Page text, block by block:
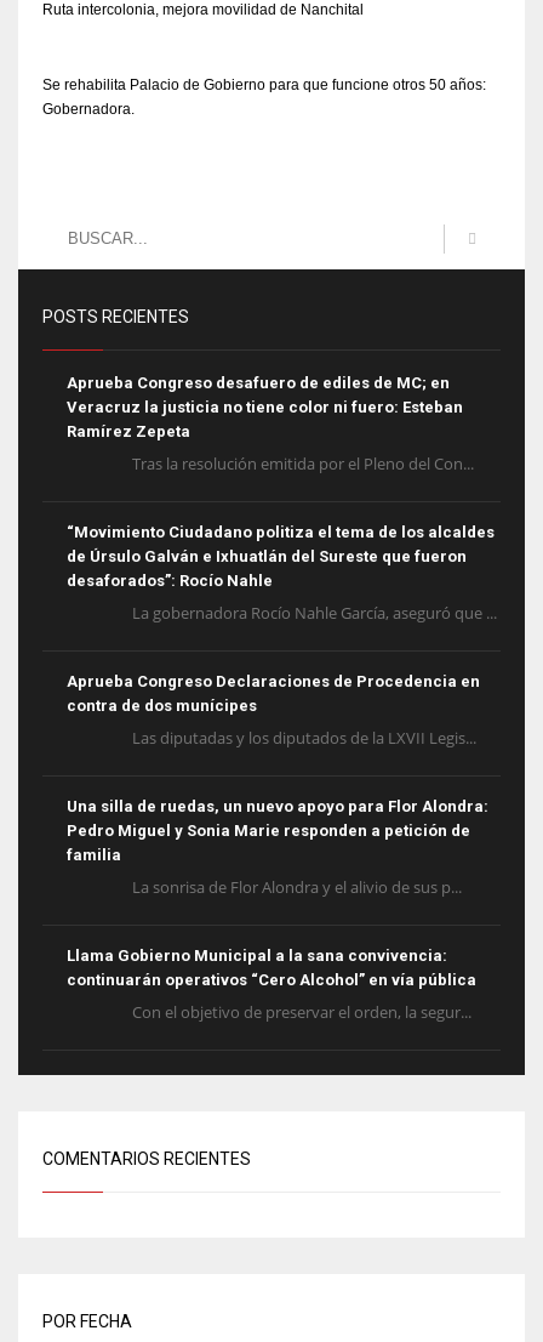
Ruta intercolonia, mejora movilidad de Nanchital
Se rehabilita Palacio de Gobierno para que funcione otros 50 años:
Gobernadora.
POSTS RECIENTES
Aprueba Congreso desafuero de ediles de MC; en
Veracruz la justicia no tiene color ni fuero: Esteban
Ramírez Zepeta
Tras la resolución emitida por el Pleno del Con...
“Movimiento Ciudadano politiza el tema de los alcaldes
de Úrsulo Galván e Ixhuatlán del Sureste que fueron
desaforados”: Rocío Nahle
La gobernadora Rocío Nahle García, aseguró que ...
Aprueba Congreso Declaraciones de Procedencia en
contra de dos munícipes
Las diputadas y los diputados de la LXVII Legis...
Una silla de ruedas, un nuevo apoyo para Flor Alondra:
Pedro Miguel y Sonia Marie responden a petición de
familia
La sonrisa de Flor Alondra y el alivio de sus p...
Llama Gobierno Municipal a la sana convivencia:
continuarán operativos “Cero Alcohol” en vía pública
Con el objetivo de preservar el orden, la segur...
COMENTARIOS RECIENTES
POR FECHA